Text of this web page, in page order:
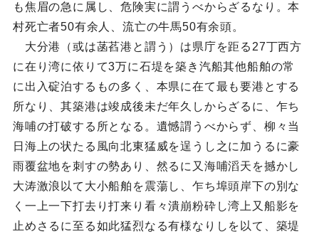
も焦眉の急に属し、危険実に謂うべからざるなり。本
村死亡者50有余人、流亡の牛馬50有余頭。
大分港（或は菡萏港と謂う）は県庁を距る27丁西方
に在り湾に依りて3万に石堤を築き汽船其他船舶の常
に出入碇泊するもの多く、本県に在て最も要港とする
所なり、其築港は竣成後未だ年久しからざるに、乍ち
海哺の打破する所となる。遺憾謂うべからず、柳々当
日海上の状たる風向北東猛威を逞うし之に加うるに豪
雨覆盆地を刺すの勢あり、然るに又海哺滔天を撼かし
大涛激浪以て大小船舶を震蕩し、乍ち埠頭岸下の別な
く一上一下打去り打来り看々潰崩粉砕し湾上又船影を
止めさるに至る如此猛烈なる有様なりしを以て、築堤